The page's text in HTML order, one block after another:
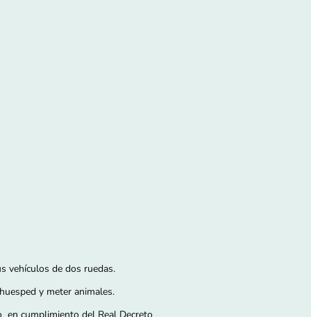
vehículos de dos ruedas.
y meter animales.